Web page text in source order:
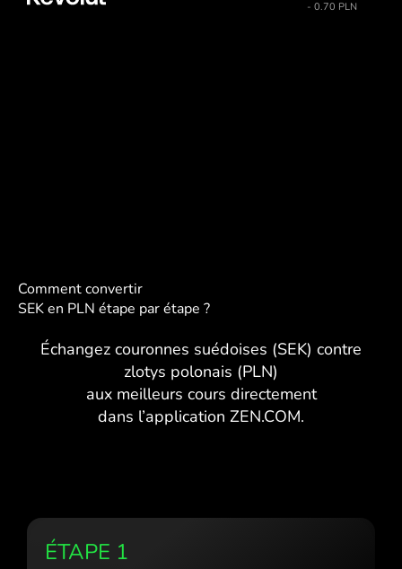
- 0.70 PLN
Comment convertir
SEK en PLN étape par étape ?
Échangez couronnes suédoises (SEK) contre
zlotys polonais (PLN)
aux meilleurs cours directement
dans l’application ZEN.COM.
ÉTAPE 1